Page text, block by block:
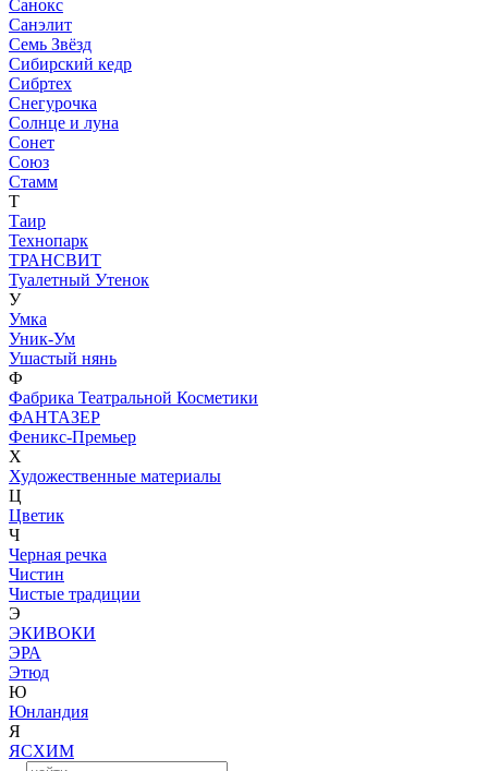
Санокс
Санэлит
Семь Звёзд
Сибирский кедр
Сибртех
Снегурочка
Солнце и луна
Сонет
Союз
Стамм
Т
Таир
Технопарк
ТРАНСВИТ
Туалетный Утенок
У
Умка
Уник-Ум
Ушастый нянь
Ф
Фабрика Театральной Косметики
ФАНТАЗЕР
Феникс-Премьер
Х
Художественные материалы
Ц
Цветик
Ч
Черная речка
Чистин
Чистые традиции
Э
ЭКИВОКИ
ЭРА
Этюд
Ю
Юнландия
Я
ЯСХИМ